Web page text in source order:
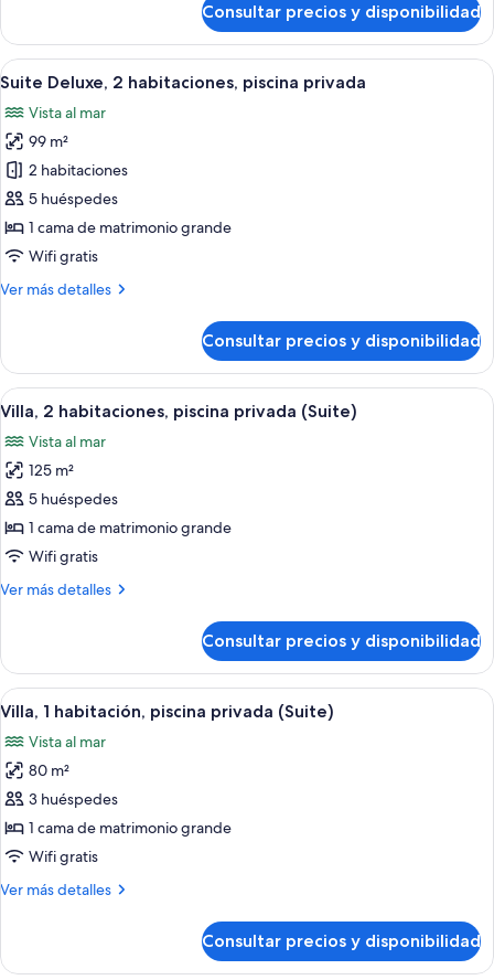
2
habitaciones,
piscina
(Penthouse)
Consultar precios y disponibilidad
Abrir
todas
las
fotos
de
Suite
Deluxe,
2
habitaciones,
piscina
Un área de piscina moderna al aire
12
Suite Deluxe, 2 habitaciones, piscina privada
Vista al mar
99 m²
2 habitaciones
5 huéspedes
1 cama de matrimonio grande
Wifi gratis
Ver más detalles
Más
Deluxe,
habitaciones,
privada
Consultar precios y disponibilidad
Abrir
todas
las
fotos
de
Villa,
2
piscina
Un salón al aire libre moderno con
20
Villa, 2 habitaciones, piscina privada (Suite)
Vista al mar
125 m²
5 huéspedes
1 cama de matrimonio grande
Wifi gratis
Ver más detalles
Más
2
habitaciones,
piscina
(Suite)
Consultar precios y disponibilidad
Abrir
todas
las
fotos
de
Villa,
1
piscina
Un área interior de piscina moderna
13
Villa, 1 habitación, piscina privada (Suite)
Vista al mar
80 m²
3 huéspedes
1 cama de matrimonio grande
Wifi gratis
Ver más detalles
Más
1
Consultar precios y disponibilidad